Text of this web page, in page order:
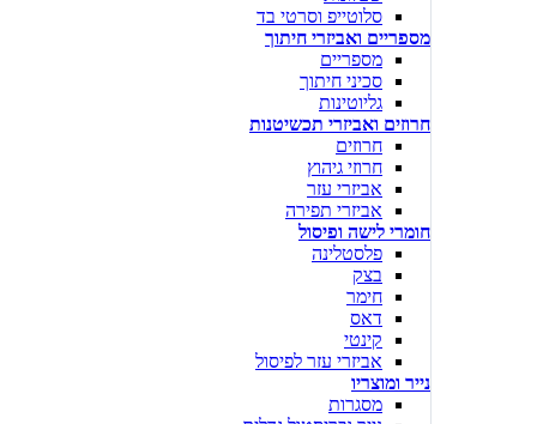
סלוטייפ וסרטי בד
מספריים ואביזרי חיתוך
מספריים
סכיני חיתוך
גליוטינות
חרוזים ואביזרי תכשיטנות
חרוזים
חרוזי גיהוץ
אביזרי עזר
אביזרי תפירה
חומרי לישה ופיסול
פלסטלינה
בצק
חימר
דאס
קינטי
אביזרי עזר לפיסול
נייר ומוצריו
מסגרות